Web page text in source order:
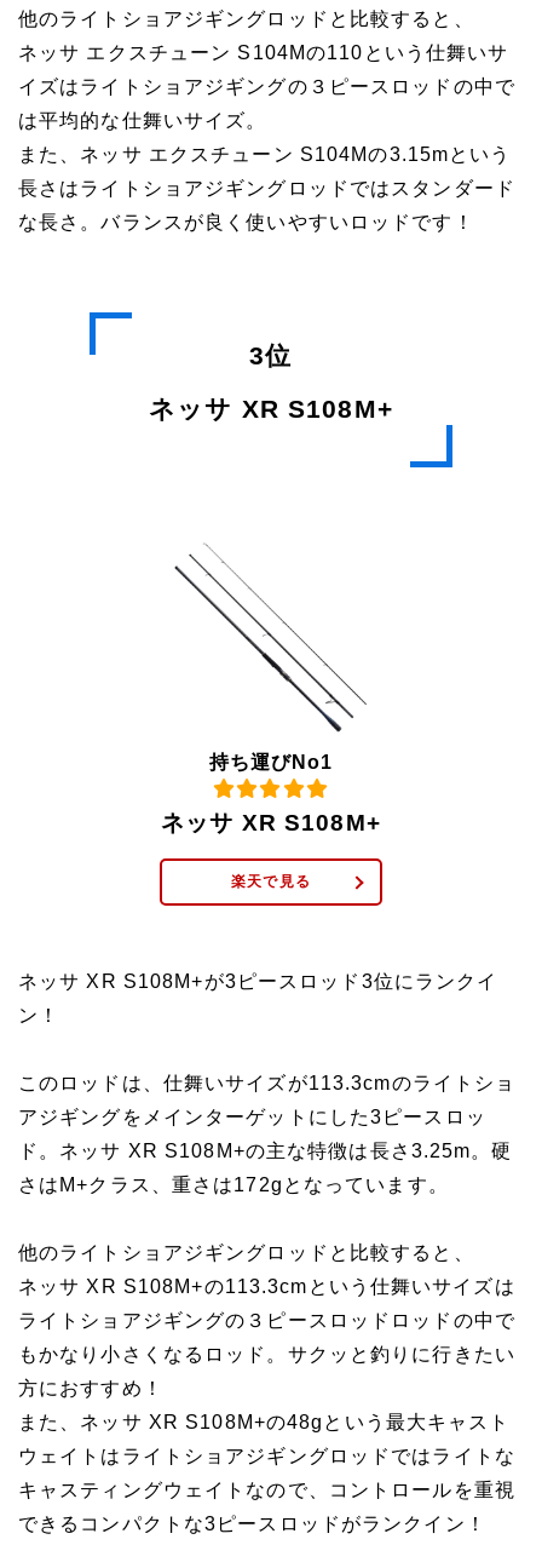
他のライトショアジギングロッドと比較すると、
ネッサ エクスチューン S104Mの110という仕舞いサ
イズはライトショアジギングの３ピースロッドの中で
は平均的な仕舞いサイズ。
また、ネッサ エクスチューン S104Mの3.15mという
長さはライトショアジギングロッドではスタンダード
な長さ。バランスが良く使いやすいロッドです！
3位
ネッサ XR S108M+
持ち運びNo1
ネッサ XR S108M+
楽天で見る
ネッサ XR S108M+が3ピースロッド3位にランクイ
ン！
このロッドは、仕舞いサイズが113.3cmのライトショ
アジギングをメインターゲットにした3ピースロッ
ド。ネッサ XR S108M+の主な特徴は長さ3.25m。硬
さはM+クラス、重さは172gとなっています。
他のライトショアジギングロッドと比較すると、
ネッサ XR S108M+の113.3cmという仕舞いサイズは
ライトショアジギングの３ピースロッドロッドの中で
もかなり小さくなるロッド。サクッと釣りに行きたい
方におすすめ！
また、ネッサ XR S108M+の48gという最大キャスト
ウェイトはライトショアジギングロッドではライトな
キャスティングウェイトなので、コントロールを重視
できるコンパクトな3ピースロッドがランクイン！